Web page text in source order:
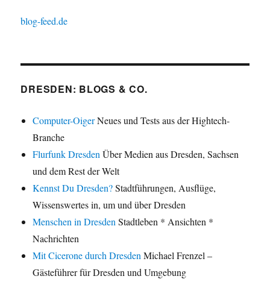
blog-feed.de
DRESDEN: BLOGS & CO.
Computer-OigerNeues und Tests aus der Hightech-
Branche
Flurfunk Dresden Über Medien aus Dresden, Sachsen
und dem Rest der Welt
Kennst Du Dresden?Stadtführungen, Ausflüge,
Wissenswertes in, um und über Dresden
Menschen in Dresden Stadtleben * Ansichten *
Nachrichten
Mit Cicerone durch Dresden Michael Frenzel –
Gästeführer für Dresden und Umgebung